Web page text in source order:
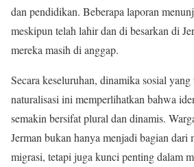
dan pendidikan. Beberapa laporan
meskipun telah lahir dan di besarkan di
mereka masih di anggap.
Secara keseluruhan, dinamika sosial
naturalisasi ini memperlihatkan bahwa
semakin bersifat plural dan dinamis.
Jerman bukan hanya menjadi bagian dari
migrasi, tetapi juga kunci penting dalam